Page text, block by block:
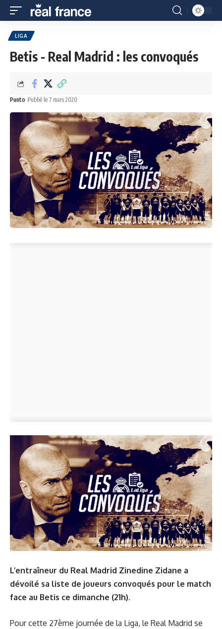
LIGA
Betis - Real Madrid : les convoqués
Punto Publié le 7 mars 2020
L’entraîneur du Real Madrid Zinedine Zidane a
dévoilé sa liste de joueurs convoqués pour le match
face au Betis ce dimanche (21h).
Pour cette 27ème journée de la Liga, le Real Madrid se